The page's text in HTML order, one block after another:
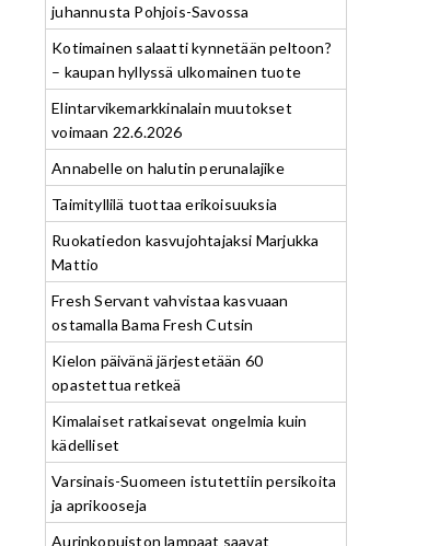
juhannusta Pohjois-Savossa
Kotimainen salaatti kynnetään peltoon?
– kaupan hyllyssä ulkomainen tuote
Elintarvikemarkkinalain muutokset
voimaan 22.6.2026
Annabelle on halutin perunalajike
Taimityllilä tuottaa erikoisuuksia
Ruokatiedon kasvujohtajaksi Marjukka
Mattio
Fresh Servant vahvistaa kasvuaan
ostamalla Bama Fresh Cutsin
Kielon päivänä järjestetään 60
opastettua retkeä
Kimalaiset ratkaisevat ongelmia kuin
kädelliset
Varsinais-Suomeen istutettiin persikoita
ja aprikooseja
Aurinkopuiston lampaat saavat